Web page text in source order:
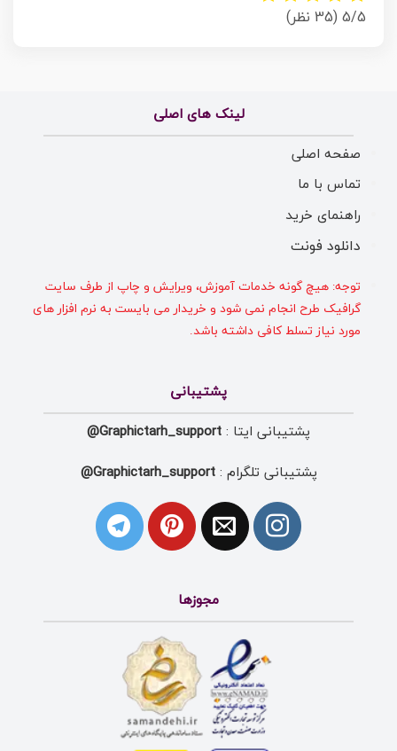
5/5 (35 نظر)
لینک های اصلی
صفحه اصلی
تماس با ما
راهنمای خرید
دانلود فونت
توجه: هیچ گونه خدمات آموزش، ویرایش و چاپ از طرف سایت
گرافیک طرح انجام نمی شود و خریدار می بایست به نرم افزار های
مورد نیاز تسلط کافی داشته باشد.
پشتیبانی
پشتیبانی ایتا : Graphictarh_support@
پشتیبانی تلگرام :Graphictarh_support@
مجوزها